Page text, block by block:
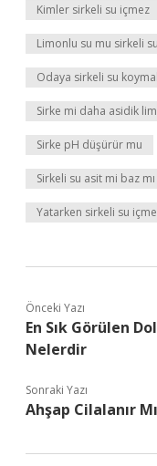
Kimler sirkeli su içmez
Limonlu su mu sirkeli
Odaya sirkeli su
Sirke mi daha asidik
Sirke pH düşürür mu
Sirkeli su asit mi baz mı
Yatarken sirkeli su
Önceki Yazı
En Sık Görülen
Nelerdir
Sonraki Yazı
Ahşap Cilalanır Mı